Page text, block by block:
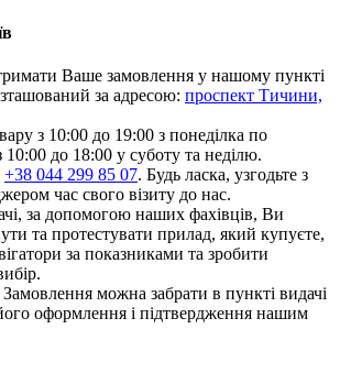
Ваше замовлення у нашому пункті
за адресою: проспект Тичини,
з 10:00 до 19:00 з понеділка по
до 18:00 у суботу та неділю.
+38 044 299 85 07. Будь ласка, узгодьте з
час свого візиту до нас.
за допомогою наших фахівців, Ви
та протестувати прилад, який купуєте,
за показниками та зробити
Замовлення можна забрати в пункті видачі
оформлення і підтвердження нашим